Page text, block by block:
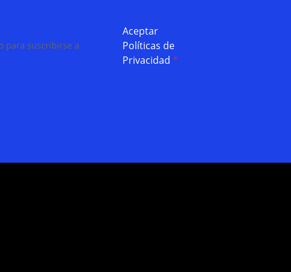
para suscribirse a
Aceptar
Políticas de
Privacidad*